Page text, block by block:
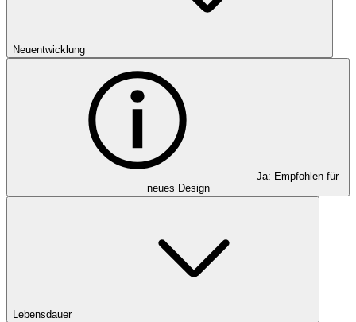
Neuentwicklung
Ja: Empfohlen für
neues Design
Lebensdauer